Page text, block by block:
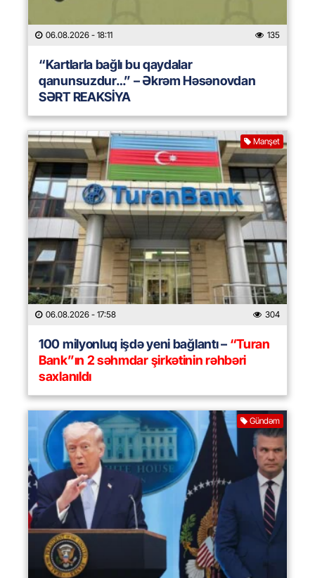
06.08.2026 - 18:11 135
“Kartlarla bağlı bu qaydalar
qanunsuzdur…” – Əkrəm Həsənovdan
SƏRT REAKSİYA
Manşet
06.08.2026 - 17:58 304
100 milyonluq işdə yeni bağlantı –“Turan
Bank”ın 2 səhmdar şirkətinin rəhbəri
saxlanıldı
Gündəm